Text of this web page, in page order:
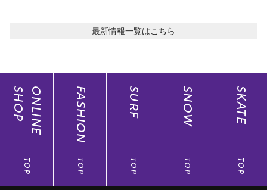
最新情報一覧はこちら
ONLINE
SHOP
TOP
FASHION
TOP
SURF
TOP
SNOW
TOP
SKATE
TOP